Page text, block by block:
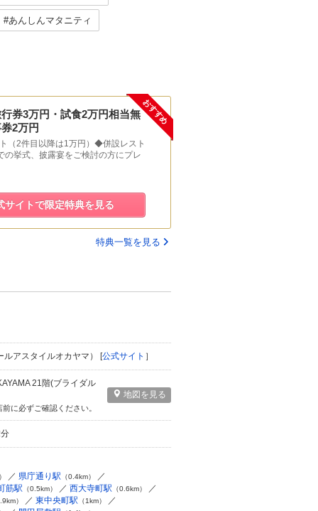
#あんしんマタニティ
おすすめ
券3万円・試食2万円相当無
2万円
（2件目以降は1万円）◆併設レスト
の挙式、披露宴をご検討の方にプレ
サイトで限定特典を見る
特典一覧を見る
アスタイルオカヤマ） [公式サイト ］
21階(ブライダル
に必ずご確認ください。
地図を見る
県庁通り駅 （0.4km）
筋駅 （0.5km） 西大寺町駅 （0.6km）
） 東中央町駅 （1km）